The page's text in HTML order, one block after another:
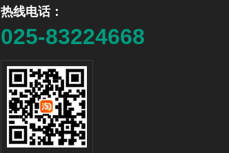
热线电话：
025-83224668